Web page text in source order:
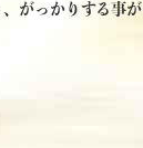
がっかりする事が